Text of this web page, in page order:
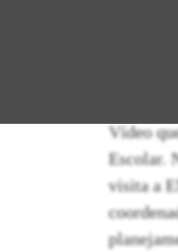
Vídeo
Escolar.
visita a